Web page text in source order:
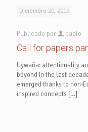
Diciembre 20, 2019
Publicado por pablo
Call for papers
Uywaña: attentionality
beyond In the last
emerged thanks to non-
inspired concepts […]